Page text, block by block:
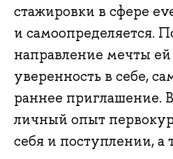
стажировки в сфере
и самоопределяется.
направление мечты
уверенность в себе,
раннее приглашение.
личный опыт
себя и поступлении, а